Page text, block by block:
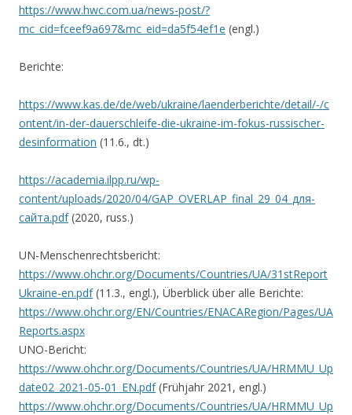
https://www.hwc.com.ua/news-post/?
mc_cid=fceef9a697&mc_eid=da5f54ef1e (engl.)
Berichte:
https://www.kas.de/de/web/ukraine/laenderberichte/detail/-/c
ontent/in-der-dauerschleife-die-ukraine-im-fokus-russischer-
desinformation (11.6., dt.)
https://academia.ilpp.ru/wp-
content/uploads/2020/04/GAP_OVERLAP_final_29_04_для-
сайта.pdf(2020, russ.)
UN-Menschenrechtsbericht:
https://www.ohchr.org/Documents/Countries/UA/31stReport
Ukraine-en.pdf(11.3., engl.), Überblick über alle Berichte:
https://www.ohchr.org/EN/Countries/ENACARegion/Pages/UA
Reports.aspx
UNO-Bericht:
https://www.ohchr.org/Documents/Countries/UA/HRMMU_Up
date02_2021-05-01_EN.pdf(Frühjahr 2021, engl.)
https://www.ohchr.org/Documents/Countries/UA/HRMMU_Up